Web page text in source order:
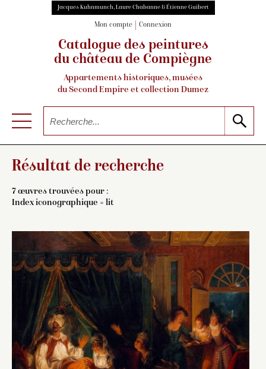
Jacques Kuhnmunch, Laure Chabanne & Étienne Guibert
Mon compte Connexion
Catalogue des peintures
du château de Compiègne
Appartements historiques, musées
du Second Empire et collection Dumez
Résultat de recherche
7 œuvres trouvées pour :
Index iconographique = lit